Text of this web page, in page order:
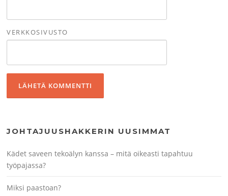
VERKKOSIVUSTO
JOHTAJUUSHAKKERIN UUSIMMAT
Kädet saveen tekoälyn kanssa – mitä oikeasti tapahtuu
työpajassa?
Miksi paastoan?